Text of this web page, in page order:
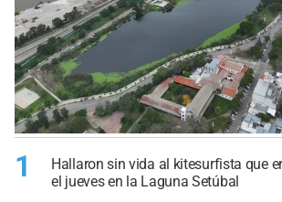
1
Hallaron sin vida al kitesurfista que
el jueves en la Laguna Setúbal